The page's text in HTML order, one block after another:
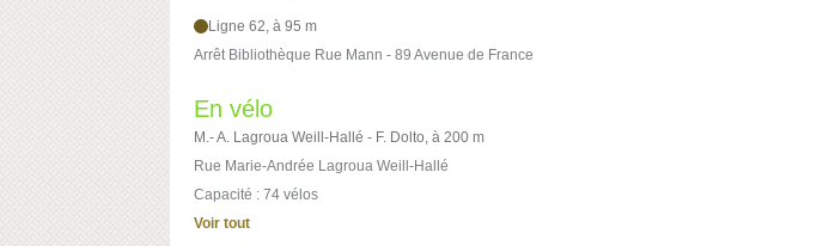
Ligne 62, à 95 m
Arrêt Bibliothèque Rue Mann - 89 Avenue de France
En vélo
M.- A. Lagroua Weill-Hallé - F. Dolto, à 200 m
Rue Marie-Andrée Lagroua Weill-Hallé
Capacité : 74 vélos
Voir tout